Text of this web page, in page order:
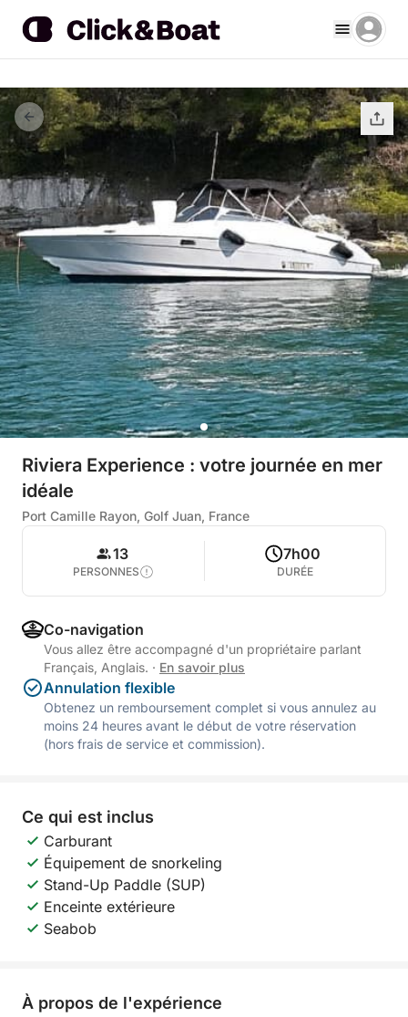
Riviera Experience : votre journée en mer
idéale
Port Camille Rayon, Golf Juan, France
13
PERSONNES
7h00
DURÉE
Co-navigation
Vous allez être accompagné d'un propriétaire parlant
Français, Anglais. · En savoir plus
Annulation flexible
Obtenez un remboursement complet si vous annulez au
moins 24 heures avant le début de votre réservation
(hors frais de service et commission).
Ce qui est inclus
Carburant
Équipement de snorkeling
Stand-Up Paddle (SUP)
Enceinte extérieure
Seabob
À propos de l'expérience